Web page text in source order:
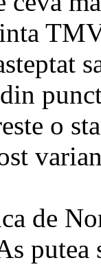
o
de